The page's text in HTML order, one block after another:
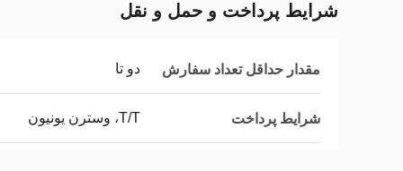
شرایط پرداخت و حمل و نقل
مقدار حداقل تعداد سفارش دو تا
شرایط پرداخت T/T، وسترن یونیون